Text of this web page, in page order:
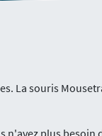
La souris
n'avez plus besoin